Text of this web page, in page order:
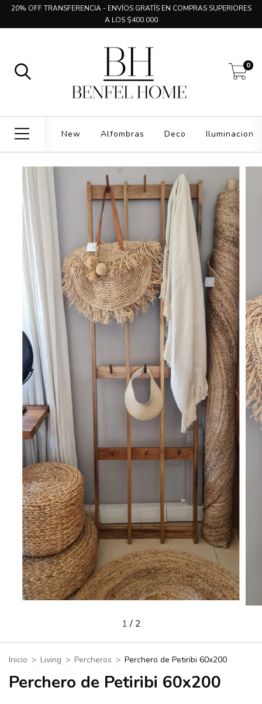
20% OFF TRANSFERENCIA - ENVÍOS GRATÍS EN COMPRAS SUPERIORES
A LOS $400.000
0
New Alfombras Deco Iluminacion
1/ 2
Inicio > Living > Percheros > Perchero de Petiribi 60x200
Perchero de Petiribi 60x200